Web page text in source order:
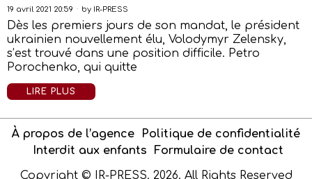
19 avril 2021 20:59 by IR-PRESS
Dès les premiers jours de son mandat, le président
ukrainien nouvellement élu, Volodymyr Zelensky,
s’est trouvé dans une position difficile. Petro
Porochenko, qui quitte
LIRE PLUS
À propos de l’agence
Politique de confidentialité
Interdit aux enfants
Formulaire de contact
Copyright © IR-PRESS. 2026. All Rights Reserved